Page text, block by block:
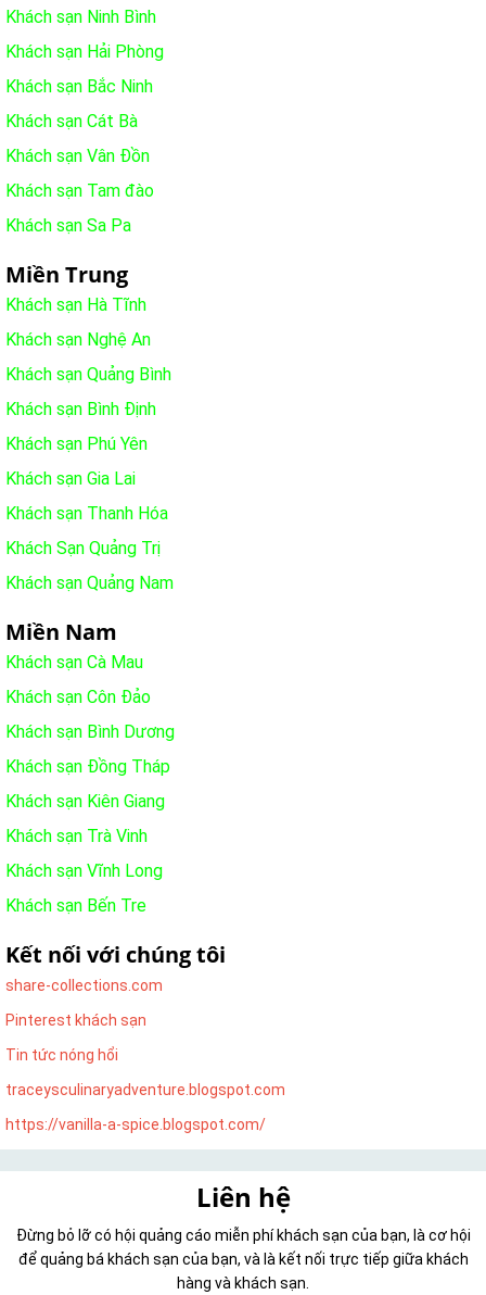
Khách sạn Ninh Bình
Khách sạn Hải Phòng
Khách sạn Bắc Ninh
Khách sạn Cát Bà
Khách sạn Vân Đồn
Khách sạn Tam đào
Khách sạn Sa Pa
Miền Trung
Khách sạn Hà Tĩnh
Khách sạn Nghệ An
Khách sạn Quảng Bình
Khách sạn Bình Định
Khách sạn Phú Yên
Khách sạn Gia Lai
Khách sạn Thanh Hóa
Khách Sạn Quảng Trị
Khách sạn Quảng Nam
Miền Nam
Khách sạn Cà Mau
Khách sạn Côn Đảo
Khách sạn Bình Dương
Khách sạn Đồng Tháp
Khách sạn Kiên Giang
Khách sạn Trà Vinh
Khách sạn Vĩnh Long
Khách sạn Bến Tre
Kết nối với chúng tôi
share-collections.com
Pinterest khách sạn
Tin tức nóng hổi
traceysculinaryadventure.blogspot.com
https://vanilla-a-spice.blogspot.com/
Liên hệ
Đừng bỏ lỡ có hội quảng cáo miễn phí khách sạn của bạn, là cơ hội
để quảng bá khách sạn của bạn, và là kết nối trực tiếp giữa khách
hàng và khách sạn.